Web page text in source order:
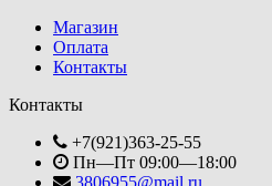
Магазин
Оплата
Контакты
Контакты
+7(921)363-25-55
Пн—Пт 09:00—18:00
3806955@mail.ru